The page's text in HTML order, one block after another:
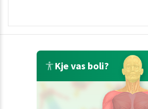
Kje vas boli?